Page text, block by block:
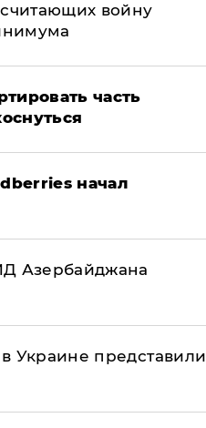
войну
часть
начал
Азербайджана
Украине представили